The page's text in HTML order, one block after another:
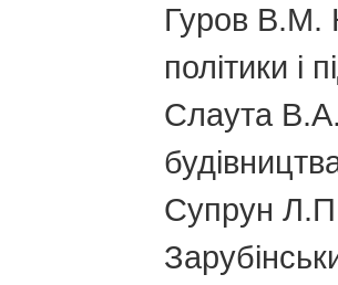
Гуров В.М.
політики і
Слаута
Супрун